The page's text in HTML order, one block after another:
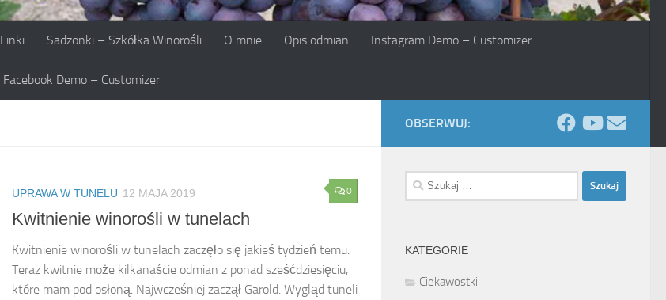
Linki Sadzonki – Szkółka Winorośli O mnie Opis odmian Instagram Demo – Customizer
Facebook Demo – Customizer
0
UPRAWA W TUNELU 12 MAJA 2019
Kwitnienie winorośli w tunelach
Kwitnienie winorośli w tunelach zaczęło się jakieś tydzień temu.
Teraz kwitnie może kilkanaście odmian z ponad sześćdziesięciu,
które mam pod osłoną. Najwcześniej zaczął Garold. Wygląd tuneli
OBSERWUJ:
Szukaj:
KATEGORIE
Ciekawostki